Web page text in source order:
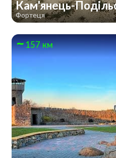
Кам'янець-
Фортеця
157 км